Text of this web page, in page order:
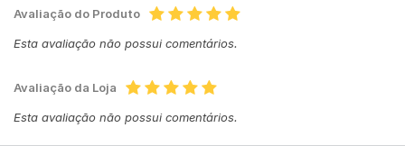
Avaliação do Produto
Esta avaliação não possui comentários.
Avaliação da Loja
Esta avaliação não possui comentários.